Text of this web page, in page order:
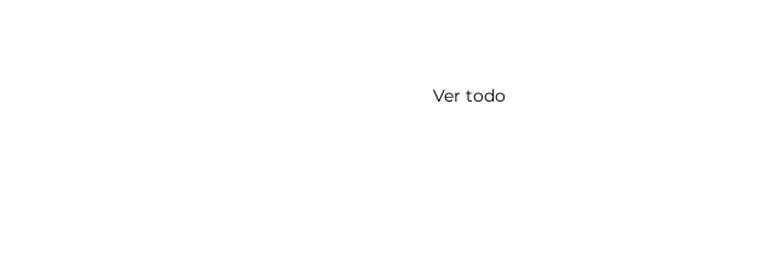
Ver todo